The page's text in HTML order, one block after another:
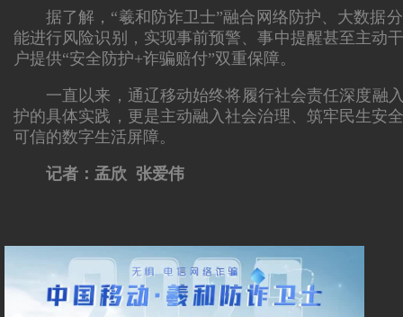
据了解，“羲和防诈卫士”融合网络防护、大数据
能进行风险识别，实现事前预警、事中提醒甚至主动
户提供“安全防护+诈骗赔付”双重保障。
一直以来，通辽移动始终将履行社会责任深度融
护的具体实践，更是主动融入社会治理、筑牢民生安
可信的数字生活屏障。
记者：孟欣 张爱伟